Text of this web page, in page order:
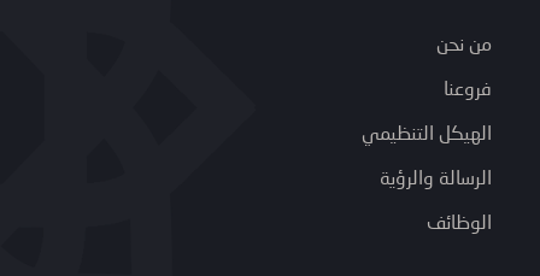
من نحن
فروعنا
الهيكل التنظيمي
الرسالة والرؤية
الوظائف